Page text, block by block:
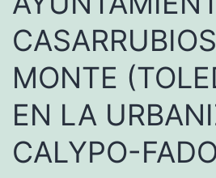
MONTE
EN LA
CALYPO-